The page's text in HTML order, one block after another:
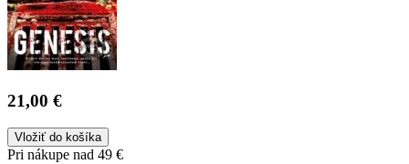
21,00 €
Vložiť do košíka
Pri nákupe nad 49 €